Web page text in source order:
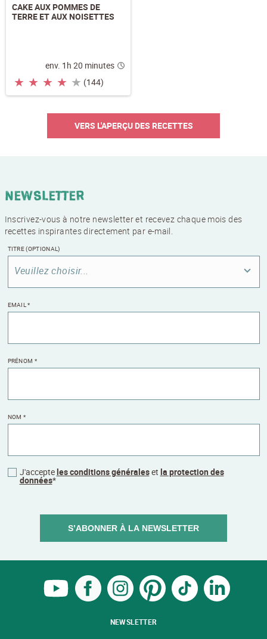
CAKE AUX POMMES DE
TERRE ET AUX NOISETTES
env. 1h 20 minutes
★ ★ ★ ★ ★ (144)
VERS L'APERÇU DES RECETTES
Newsletter
Inscrivez-vous à notre newsletter et recevez chaque mois des
recettes inspirantes directement par e-mail.
TITRE(OPTIONAL)
Veuillez choisir...
EMAIL*
PRÉNOM *
NOM *
J'accepteles conditions généraleset la protection des
données*
S’ABONNER À LA NEWSLETTER
NEWSLETTER